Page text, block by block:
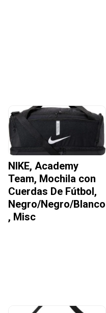
NIKE, Academy
Team, Mochila con
Cuerdas De Fútbol,
Negro/Negro/Blanco
, Misc